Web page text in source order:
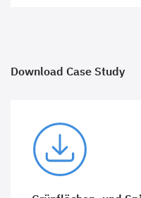
Download Case Study